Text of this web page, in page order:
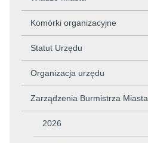
Komórki organizacyjne
Statut Urzędu
Organizacja urzędu
Zarządzenia Burmistrza Miasta
2026